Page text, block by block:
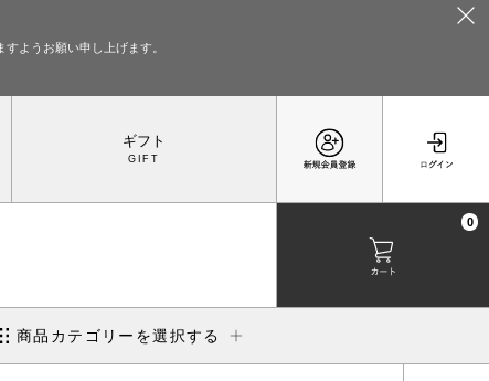
ようお願い申し上げます。
0
ギフト
商品カテゴリーを選択する